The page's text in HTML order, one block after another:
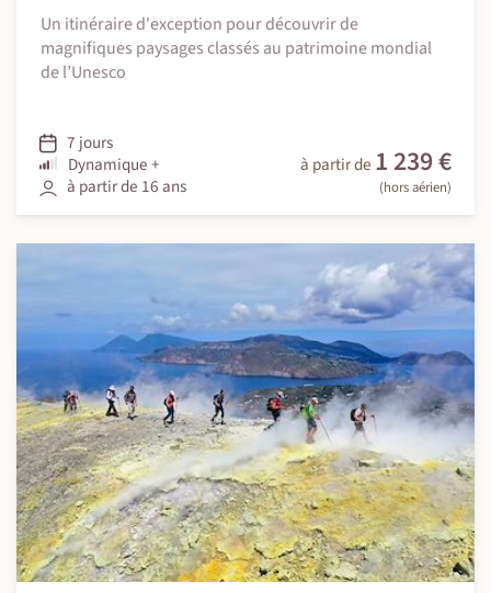
Un itinéraire d'exception pour découvrir de
magnifiques paysages classés au patrimoine mondial
de l’Unesco
7 jours
Dynamique +
à partir de 16 ans
à partir de 1 239 €
(hors aérien)